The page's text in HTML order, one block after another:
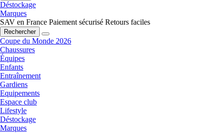
Déstockage
Marques
SAV en France Paiement sécurisé Retours faciles
Rechercher
Coupe du Monde 2026
Chaussures
Équipes
Enfants
Entraînement
Gardiens
Equipements
Espace club
Lifestyle
Déstockage
Marques